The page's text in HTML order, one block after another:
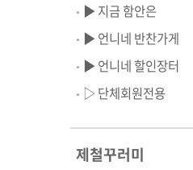
▶ 지금 함안은
▶ 언니네 반찬가게
▶ 언니네 할인장터
▷ 단체회원전용
제철꾸러미